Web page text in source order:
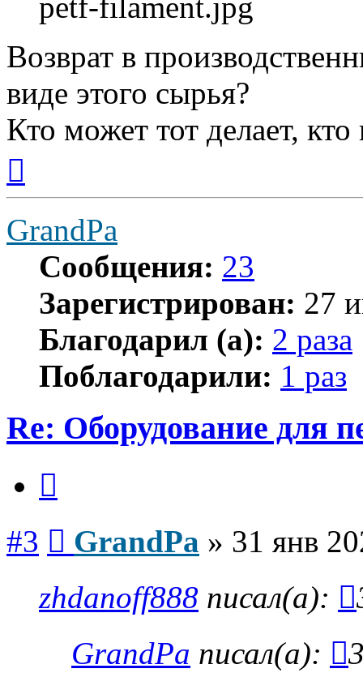
Возврат в
виде этого сырья?
Кто может тот делает,
началу
GrandPa
Сообщения: 23
Зарегистрирован: 27
Благодарил (а): 2 раза
Поблагодарили: 1 раз
Re: Оборудование для
#3 GrandPa » 31 янв
zhdanoff888 писал(а):
GrandPa писал(а):